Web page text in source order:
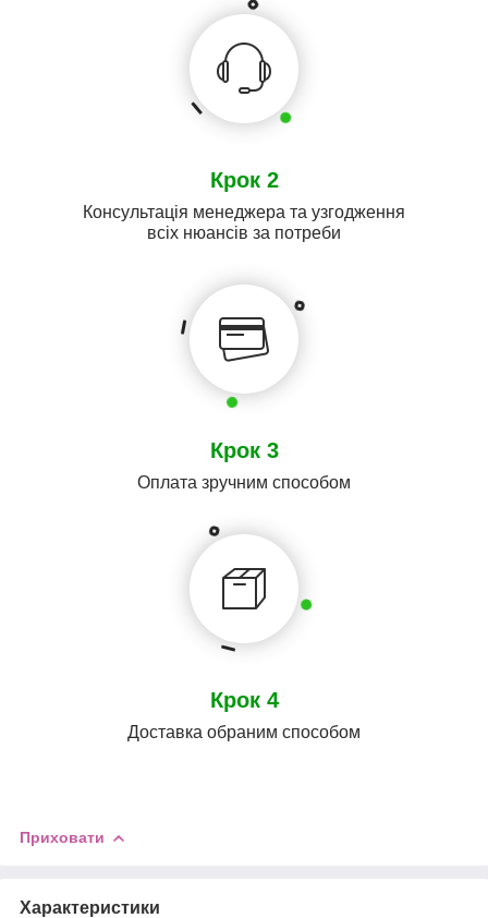
Крок 2
Консультація менеджера та узгодження
всіх нюансів за потреби
Крок 3
Оплата зручним способом
Крок 4
Доставка обраним способом
Приховати
Характеристики